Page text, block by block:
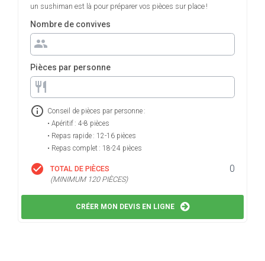
un sushiman est là pour préparer vos pièces sur place !
Nombre de convives
group
Pièces par personne
restaurant
info_outline Conseil de pièces par personne :
• Apéritif : 4-8 pièces
• Repas rapide : 12-16 pièces
• Repas complet : 18-24 pièces
check_circle
TOTAL DE PIÈCES
(MINIMUM 120 PIÈCES)
0
CRÉER MON DEVIS EN LIGNE